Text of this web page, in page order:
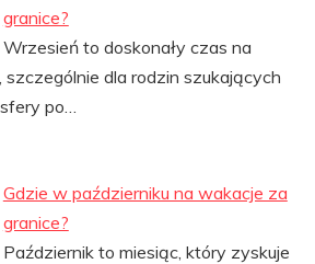
granice?
Wrzesień to doskonały czas na
dla rodzin szukających
po…
Gdzie w październiku na wakacje za
granice?
Październik to miesiąc, który zyskuje